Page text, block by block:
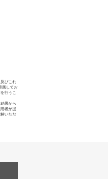
びこれ
属してお
行うこ
果から
者が提
いただ